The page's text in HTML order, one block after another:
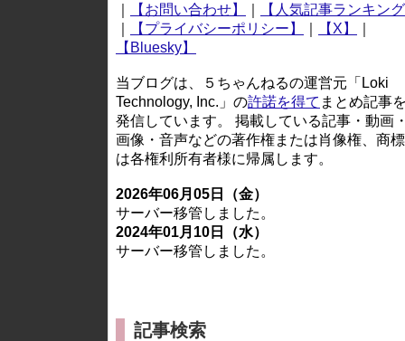
【お問い合わせ】
【人気記事ランキング
【プライバシーポリシー】 【X】
【Bluesky】
当ブログは、５ちゃんねるの運営元「Loki
Technology, Inc.」の許諾を得て まとめ記事を
発信しています。 掲載している記事・動画・
画像・音声などの著作権または肖像権、商
は各権利所有者様に帰属します。
2026年06月05日（金）
サーバー移管しました。
2024年01月10日（水）
サーバー移管しました。
記事検索